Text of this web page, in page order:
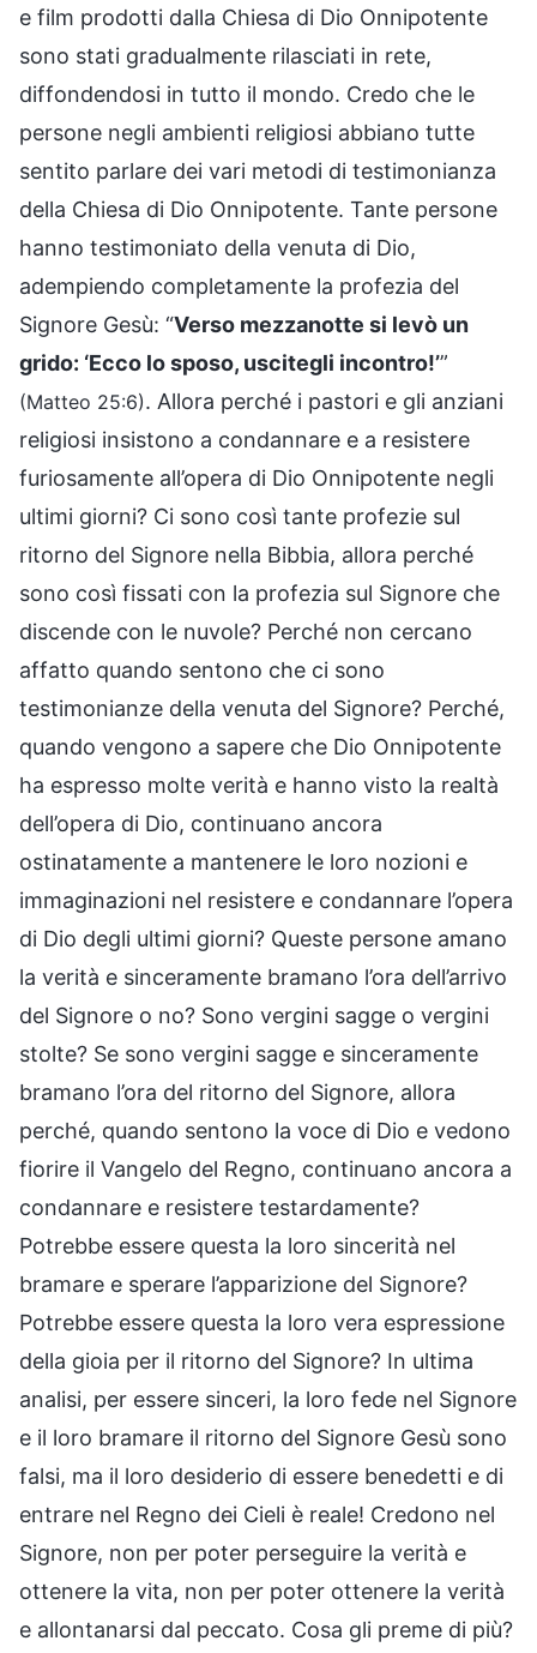
e film prodotti dalla Chiesa di Dio Onnipotente
sono stati gradualmente rilasciati in rete,
diffondendosi in tutto il mondo. Credo che le
persone negli ambienti religiosi abbiano tutte
sentito parlare dei vari metodi di testimonianza
della Chiesa di Dio Onnipotente. Tante persone
hanno testimoniato della venuta di Dio,
adempiendo completamente la profezia del
Signore Gesù: “Verso mezzanotte si levò un
grido: ‘Ecco lo sposo, uscitegli incontro!’”
(Matteo 25:6). Allora perché i pastori e gli anziani
religiosi insistono a condannare e a resistere
furiosamente all’opera di Dio Onnipotente negli
ultimi giorni? Ci sono così tante profezie sul
ritorno del Signore nella Bibbia, allora perché
sono così fissati con la profezia sul Signore che
discende con le nuvole? Perché non cercano
affatto quando sentono che ci sono
testimonianze della venuta del Signore? Perché,
quando vengono a sapere che Dio Onnipotente
ha espresso molte verità e hanno visto la realtà
dell’opera di Dio, continuano ancora
ostinatamente a mantenere le loro nozioni e
immaginazioni nel resistere e condannare l’opera
di Dio degli ultimi giorni? Queste persone amano
la verità e sinceramente bramano l’ora dell’arrivo
del Signore o no? Sono vergini sagge o vergini
stolte? Se sono vergini sagge e sinceramente
bramano l’ora del ritorno del Signore, allora
perché, quando sentono la voce di Dio e vedono
fiorire il Vangelo del Regno, continuano ancora a
condannare e resistere testardamente?
Potrebbe essere questa la loro sincerità nel
bramare e sperare l’apparizione del Signore?
Potrebbe essere questa la loro vera espressione
della gioia per il ritorno del Signore? In ultima
analisi, per essere sinceri, la loro fede nel Signore
e il loro bramare il ritorno del Signore Gesù sono
falsi, ma il loro desiderio di essere benedetti e di
entrare nel Regno dei Cieli è reale! Credono nel
Signore, non per poter perseguire la verità e
ottenere la vita, non per poter ottenere la verità
e allontanarsi dal peccato. Cosa gli preme di più?